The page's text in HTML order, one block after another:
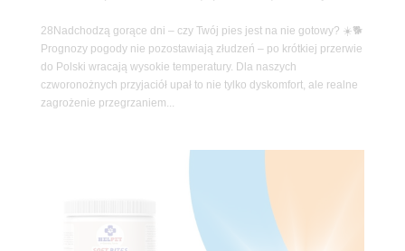
28Nadchodzą gorące dni – czy Twój pies jest na nie gotowy? ☀️🐕
Prognozy pogody nie pozostawiają złudzeń – po krótkiej przerwie
do Polski wracają wysokie temperatury. Dla naszych
czworonożnych przyjaciół upał to nie tylko dyskomfort, ale realne
zagrożenie przegrzaniem...